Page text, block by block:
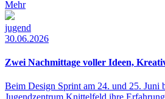
Mehr
jugend
30.06.2026
Zwei Nachmittage voller Ideen,
Beim Design Sprint am 24. und 25. Juni